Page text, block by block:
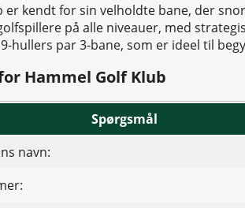
er kendt for sin velholdte bane, der
på alle niveauer, med
hullers par 3-bane, som er ideel til
Hammel Golf Klub
Spørgsmål
navn: